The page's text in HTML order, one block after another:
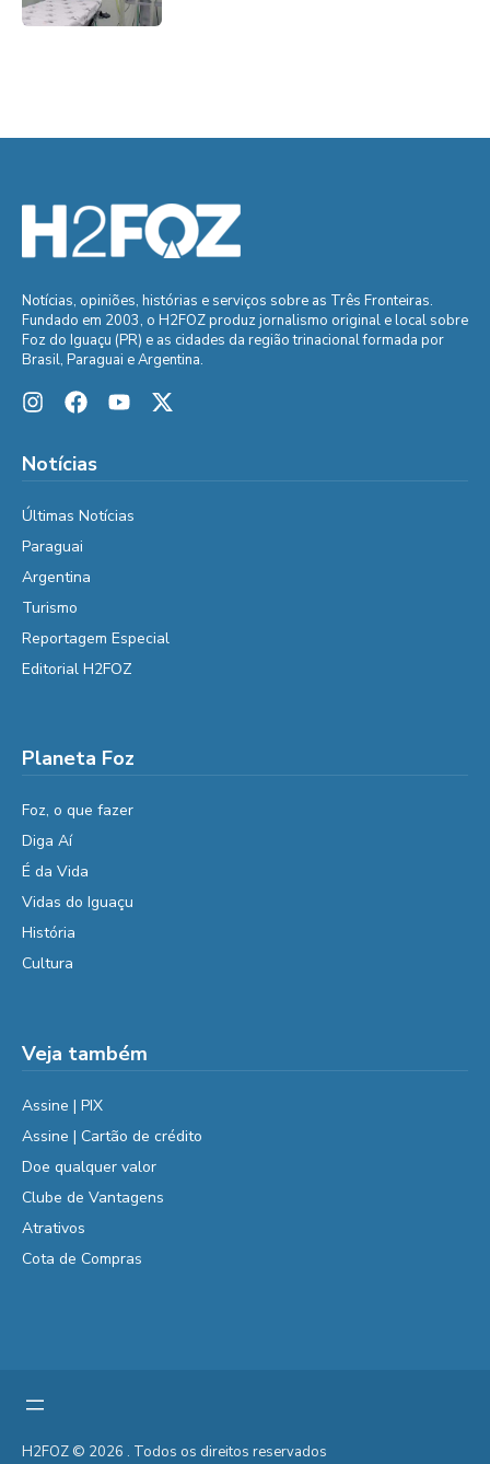
Notícias, opiniões, histórias e serviços sobre as Três Fronteiras.
Fundado em 2003, o H2FOZ produz jornalismo original e local sobre
Foz do Iguaçu (PR) e as cidades da região trinacional formada por
Brasil, Paraguai e Argentina.
Notícias
Últimas Notícias
Paraguai
Argentina
Turismo
Reportagem Especial
Editorial H2FOZ
Planeta Foz
Foz, o que fazer
Diga Aí
É da Vida
Vidas do Iguaçu
História
Cultura
Veja também
Assine | PIX
Assine | Cartão de crédito
Doe qualquer valor
Clube de Vantagens
Atrativos
Cota de Compras
H2FOZ © 2026 . Todos os direitos reservados